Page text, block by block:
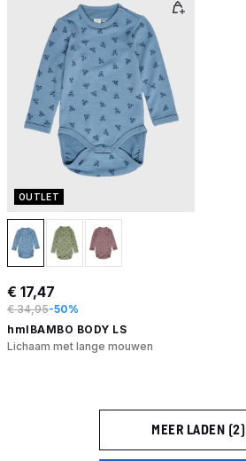
OUTLET
€ 17,47
€ 34,95-50%
hmlBAMBO BODY LS
Lichaam met lange mouwen
MEER LADEN (2)